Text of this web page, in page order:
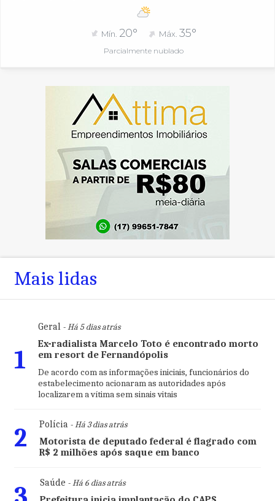
Mín. 20° Máx.35°
Parcialmente nublado
Mais lidas
1
Geral- Há 5 dias atrás
Ex-radialista Marcelo Toto é encontrado morto
em resort de Fernandópolis
De acordo com as informações iniciais, funcionários do
estabelecimento acionaram as autoridades após
localizarem a vítima sem sinais vitais
2 Polícia- Há 3 dias atrás
Motorista de deputado federal é flagrado com
R$ 2 milhões após saque em banco
Saúde - Há 6 dias atrás